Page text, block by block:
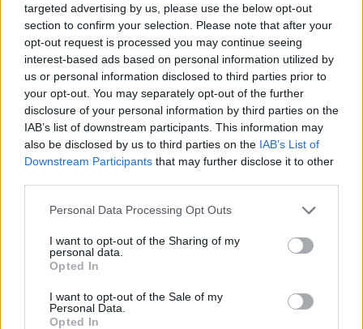
targeted advertising by us, please use the below opt-out
section to confirm your selection. Please note that after your
opt-out request is processed you may continue seeing
interest-based ads based on personal information utilized by
us or personal information disclosed to third parties prior to
your opt-out. You may separately opt-out of the further
disclosure of your personal information by third parties on the
IAB’s list of downstream participants. This information may
also be disclosed by us to third parties on the IAB’s List of
Downstream Participants that may further disclose it to other
Personal Data Processing Opt Outs
I want to opt-out of the Sharing of my
personal data.
Opted In
I want to opt-out of the Sale of my
Personal Data.
Opted In
Asgard’s Wrath deve essere riscattato e scaricato entro le 08:59
dell’01/02/2021. Prodotto Qualificante soggetto a disponibilità, le
quantità sono limitate. Non valido per ordini o acquisti precedenti;
non può essere trasferito o altrimenti riscattato in contanti o
codice(i) promozionale. Non può essere combinato con altre offerte,
sconti o coupon. Facebook Technologies si riserva il diritto di
modificare o interrompere le offerte in qualsiasi momento. Limite di
1 articolo dell’offerta per ogni acquisto di Prodotti Qualificanti.
rimborso dell’offerta.
Condividi questo articolo:
E-mail LinkedIn